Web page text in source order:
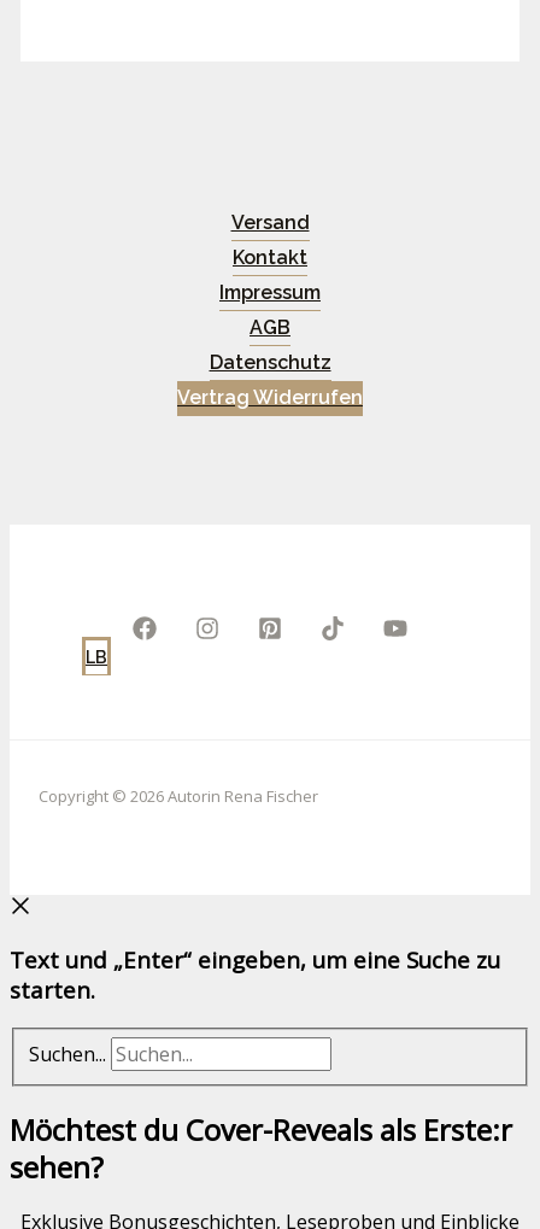
Versand
Kontakt
Impressum
AGB
Datenschutz
Vertrag Widerrufen
LB
Copyright © 2026 Autorin Rena Fischer
Text und „Enter“ eingeben, um eine Suche zu
starten.
Suchen...
Möchtest du Cover-Reveals als Erste:r
sehen?
Exklusive Bonusgeschichten, Leseproben und Einblicke